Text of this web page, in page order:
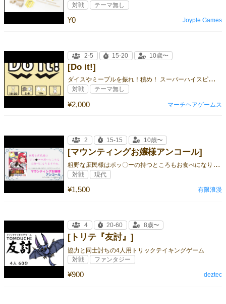
¥0
対戦 テーマ無し
Joyple Games
[Do it!]
ダ
イスやミープルを振れ！積め！ スーパーハイスピードダイスアクションゲーム！
¥2,000
2-5 15-20 10歳〜
対戦 テーマ無し
マーチヘアゲームス
[マウンティングお嬢様アンコール]
粗
野な庶民様はポッ〇ーの持つところもお食べになりますのね
¥1,500
2 15-15 10歳〜
対戦 現代
有限浪漫
[トリテ『友討』]
協力と同士討ちの4人用トリックテイキングゲーム
¥900
4 20-60 8歳〜
対戦 ファンタジー
deztec